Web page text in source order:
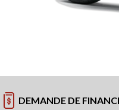
DEMANDE DE